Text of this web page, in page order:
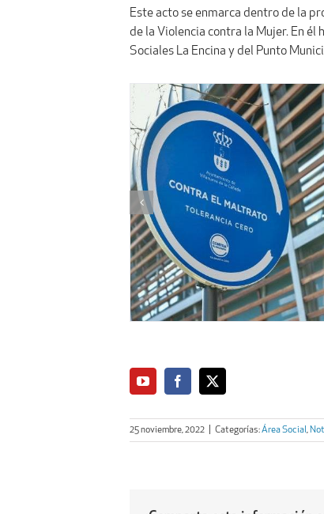
Este acto se enmarca dentro de la
de la Violencia contra la Mujer. En
Sociales La Encina y del Punto
25 noviembre, 2022 Categorías:Área Social,